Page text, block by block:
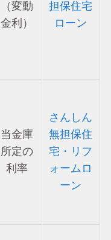
（変動
金利）
担保住宅
ローン
当金庫
所定の
利率
さんしん
無担保住
宅・リフ
ォームロ
ーン